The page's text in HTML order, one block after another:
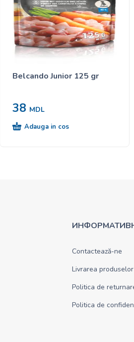
Belcando Junior 125 gr
38 MDL
Adauga in cos
Contactează-ne
Livrarea produselor
Politica de
Politica de